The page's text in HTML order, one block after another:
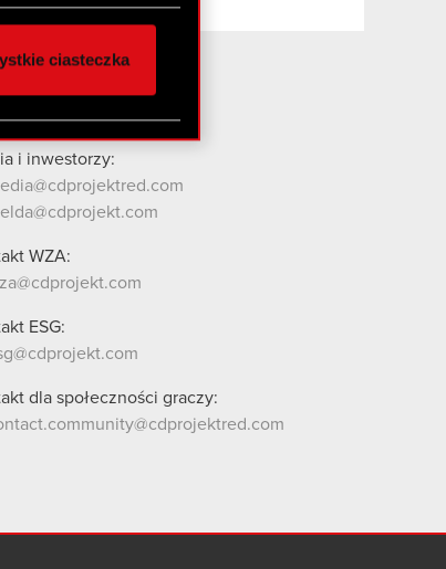
i
danymi
z naszej witryny,
ciasteczka
i inwestorzy:
WZA:
ESG:
dla społeczności graczy: